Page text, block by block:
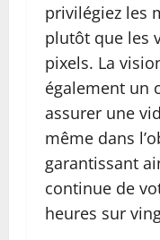
privilégiez les
plutôt que les
pixels. La
également un
assurer une
même dans
garantissant
continue de
heures sur